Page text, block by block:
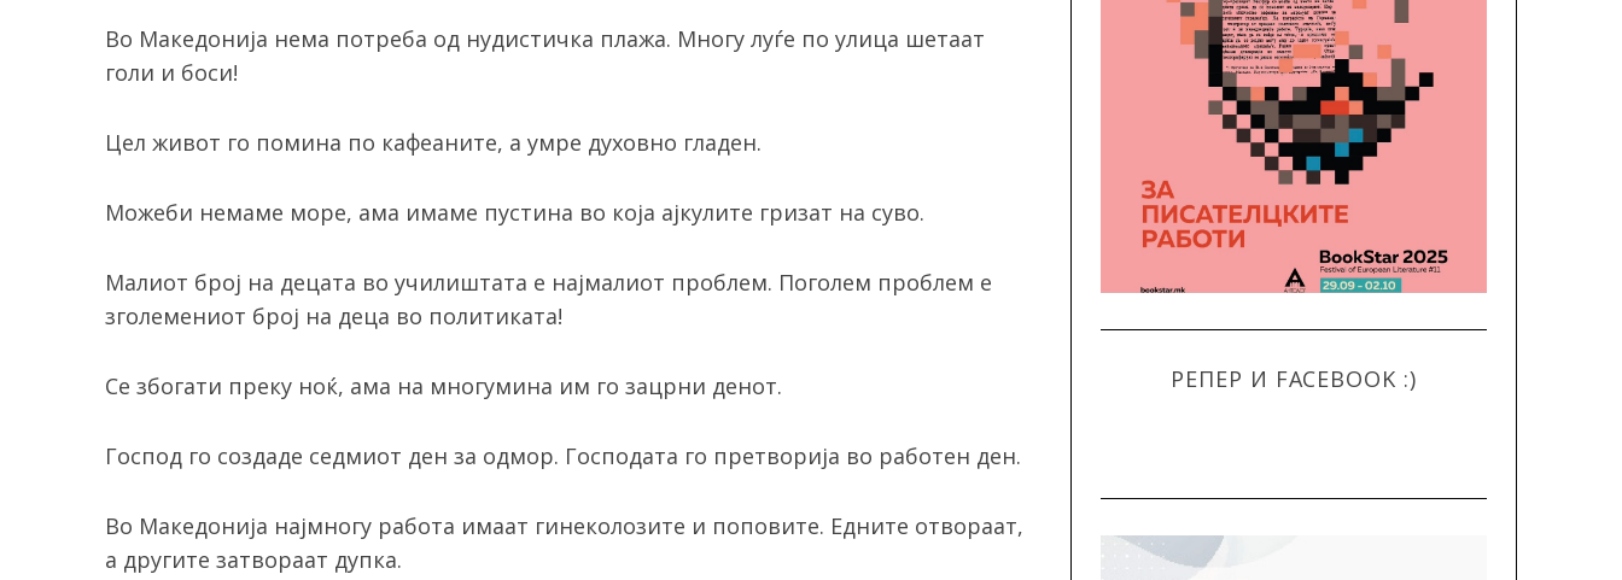
Во Македонија нема потреба од нудистичка плажа. Многу луѓе по улица шетаат
голи и боси!
Цел живот го помина по кафеаните, а умре духовно гладен.
Можеби немаме море, ама имаме пустина во која ајкулите гризат на суво.
Малиот број на децата во училиштата е најмалиот проблем. Поголем проблем е
зголемениот број на деца во политиката!
Се збогати преку ноќ, ама на многумина им го зацрни денот.
Господ го создаде седмиот ден за одмор. Господата го претворија во работен ден.
Во Македонија најмногу работа имаат гинеколозите и поповите. Едните отвораат,
а другите затвораат дупка.
РЕПЕР И FACEBOOK :)